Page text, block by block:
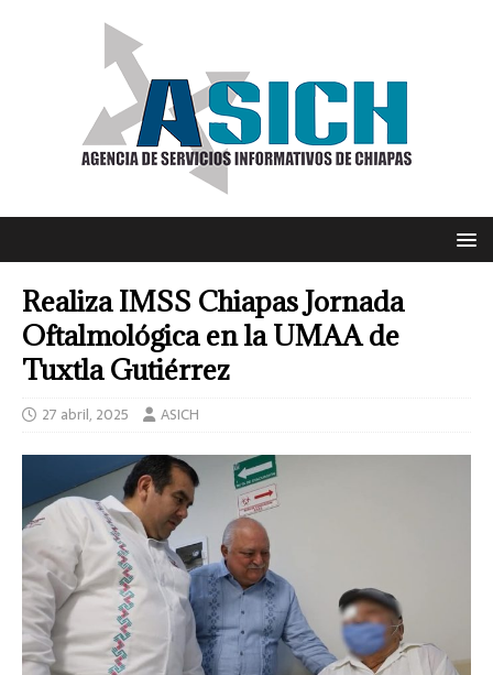
Realiza IMSS Chiapas Jornada
Oftalmológica en la UMAA de
Tuxtla Gutiérrez
27 abril, 2025 ASICH